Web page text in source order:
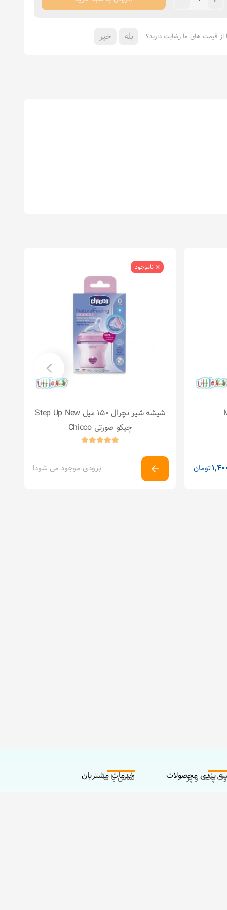
از قیمت های ما رضایت دارید؟ بله خیر
تومان
ناموجود
شیشه شیر نچرال 150 میل Step Up New
چیکو صورتی Chicco
بزودی موجود می شود!
بندی محصولات
پخت و پز
خدمات مشتریان
تماس با ما